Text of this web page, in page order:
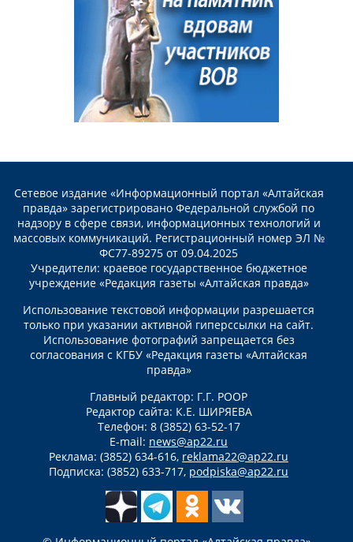
Сетевое издание «Информационный портал «Алтайская
правда» зарегистрировано Федеральной службой по
надзору в сфере связи, информационных технологий и
массовых коммуникаций. Регистрационный номер ЭЛ №
ФС77-89275 от 09.04.2025
Учредители: краевое государственное бюджетное
учреждение «Редакция газеты «Алтайская правда»
Использование текстовой информации разрешается
только при указании активной гиперссылки на сайт.
Использование фотографий запрещается без
согласования с КГБУ «Редакция газеты «Алтайская
правда»
Главный редактор: Г.Г. РООР
Редактор сайта: К.Е. ШИРЯЕВА
Телефон: 8 (3852) 63-52-17
E-mail: news@ap22.ru
Реклама: (3852) 634-616, reklama22@ap22.ru
Подписка: (3852) 633-717, podpiska@ap22.ru